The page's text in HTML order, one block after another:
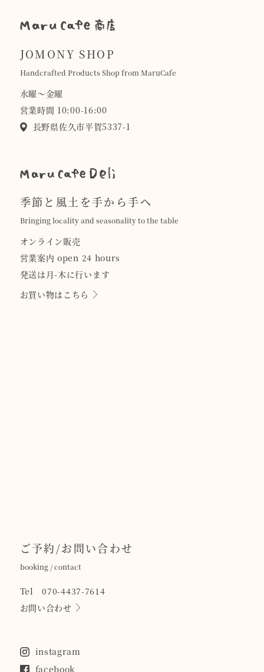
JOMONY SHOP
Handcrafted Products Shop from MaruCafe
水曜〜金曜
営業時間 10:00-16:00
長野県佐久市平賀5337-1
季節と風土を手から手へ
Bringing locality and seasonality to the table
オンライン販売
営業案内 open 24 hours
発送は月-木に行います
お買い物はこちら
ご予約/お問い合わせ
booking / contact
Tel 070-4437-7614
お問い合わせ
instagram
facebook